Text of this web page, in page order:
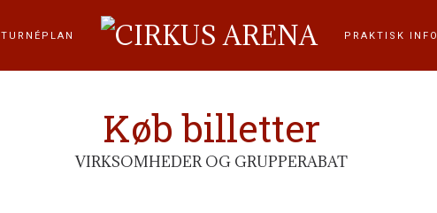
TURNÉPLAN PRAKTISK INFO
Køb billetter
VIRKSOMHEDER OG GRUPPERABAT